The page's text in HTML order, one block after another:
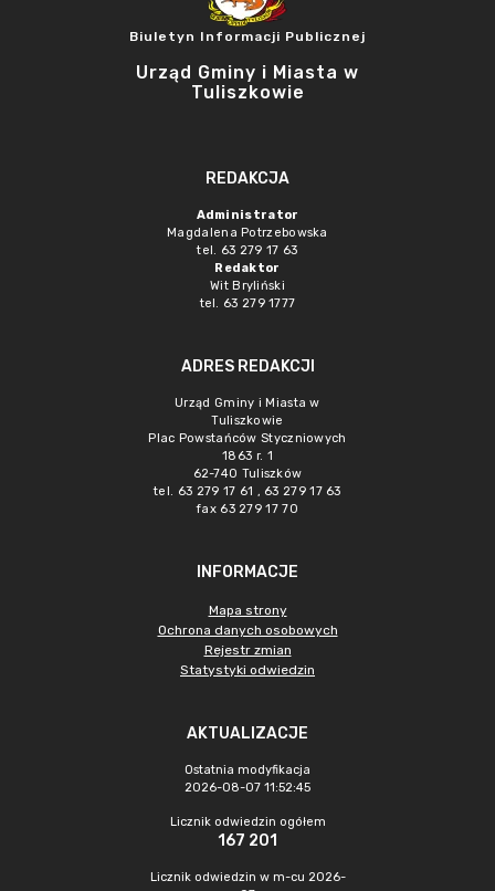
Biuletyn Informacji Publicznej
Urząd Gminy i Miasta w
Tuliszkowie
REDAKCJA
Administrator
Magdalena Potrzebowska
tel. 63 279 17 63
Redaktor
Wit Bryliński
tel. 63 279 1777
ADRES REDAKCJI
Urząd Gminy i Miasta w
Tuliszkowie
Plac Powstańców Styczniowych
1863 r. 1
62-740 Tuliszków
tel. 63 279 17 61 , 63 279 17 63
fax 63 279 17 70
INFORMACJE
Mapa strony
Ochrona danych osobowych
Rejestr zmian
Statystyki odwiedzin
AKTUALIZACJE
Ostatnia modyfikacja
2026-08-07 11:52:45
Licznik odwiedzin ogółem
167 201
Licznik odwiedzin w m-cu 2026-